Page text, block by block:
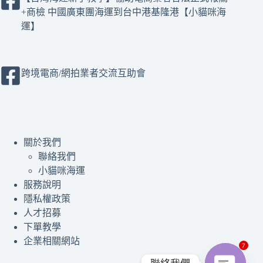
+商檢 中國廣東團海運到台中港基隆港【小貓咪海
運】
跨境電商/網拍業者交流互助會
關於我們
聯絡我們
小貓咪海運
服務說明
隱私權政策
人才招募
下單教學
企業相關網站
7